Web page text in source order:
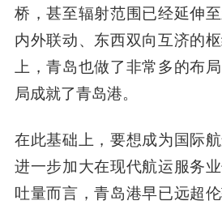
桥，甚至辐射范围已经延伸
内外联动、东西双向互济的
上，青岛也做了非常多的布
局成就了青岛港。
在此基础上，要想成为国际
进一步加大在现代航运服务
吐量而言，青岛港早已远超